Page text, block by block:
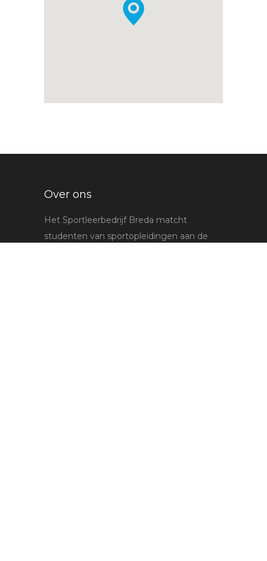
Over ons
Het Sportleerbedrijf Breda matcht
studenten van sportopleidingen aan de